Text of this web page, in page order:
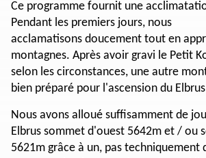
Ce programme fournit une
Pendant les premiers jours, nous
acclamatisons doucement tout en
montagnes. Après avoir gravi le Petit
selon les circonstances, une autre
bien préparé pour l'ascension du Elbrus
Nous avons alloué suffisamment de
Elbrus sommet d'ouest 5642m et / ou
5621m grâce à un, pas techniquement